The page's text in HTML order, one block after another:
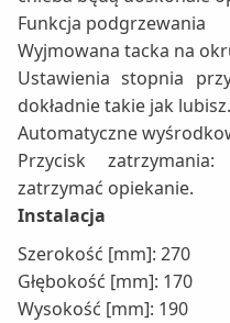
Funkcja podgrzewania
Wyjmowana tacka na
Ustawienia stopnia
dokładnie takie jak lubisz.
Automatyczne
Przycisk
zatrzymać opiekanie.
Instalacja
Szerokość [mm]: 270
Głębokość [mm]: 170
Wysokość [mm]: 190